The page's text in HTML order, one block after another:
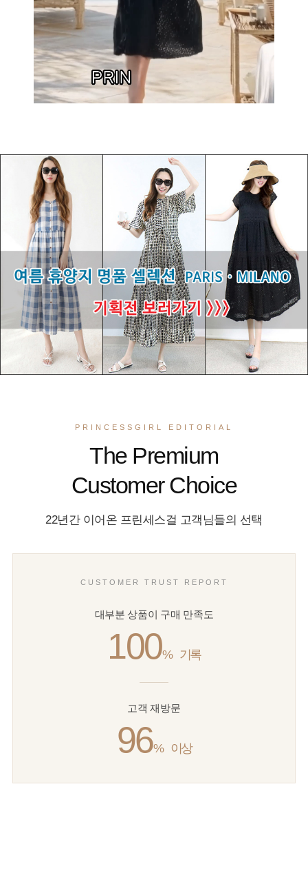
PRINCESSGIRL EDITORIAL
The Premium
Customer Choice
22년간 이어온 프린세스걸 고객님들의 선택
CUSTOMER TRUST REPORT
대부분 상품이 구매 만족도
100% 기록
고객 재방문
96% 이상